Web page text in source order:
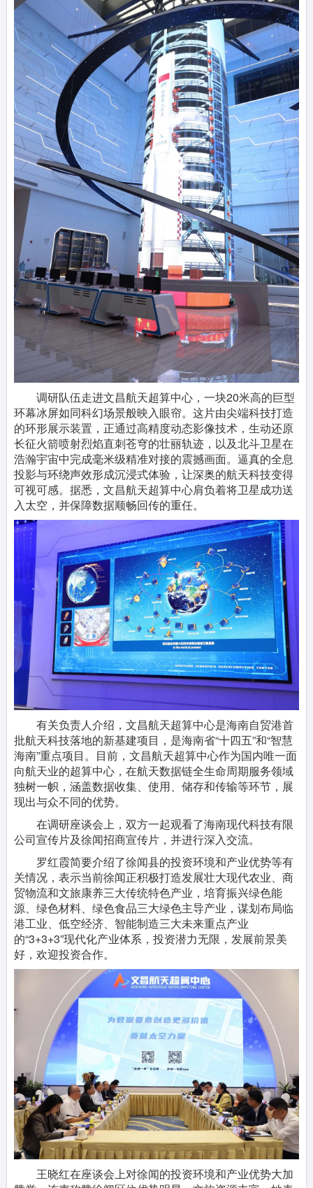
调研队伍走进文昌航天超算中心，一块20米高的巨型
环幕冰屏如同科幻场景般映入眼帘。这片由尖端科技打造
的环形展示装置，正通过高精度动态影像技术，生动还原
长征火箭喷射烈焰直刺苍穹的壮丽轨迹，以及北斗卫星在
浩瀚宇宙中完成毫米级精准对接的震撼画面。逼真的全息
投影与环绕声效形成沉浸式体验，让深奥的航天科技变得
可视可感。据悉，文昌航天超算中心肩负着将卫星成功送
入太空，并保障数据顺畅回传的重任。
有关负责人介绍，文昌航天超算中心是海南自贸港首
批航天科技落地的新基建项目，是海南省“十四五”和“智慧
海南”重点项目。目前，文昌航天超算中心作为国内唯一面
向航天业的超算中心，在航天数据链全生命周期服务领域
独树一帜，涵盖数据收集、使用、储存和传输等环节，展
现出与众不同的优势。
在调研座谈会上，双方一起观看了海南现代科技有限
公司宣传片及徐闻招商宣传片，并进行深入交流。
罗红霞简要介绍了徐闻县的投资环境和产业优势等有
关情况，表示当前徐闻正积极打造发展壮大现代农业、商
贸物流和文旅康养三大传统特色产业，培育振兴绿色能
源、绿色材料、绿色食品三大绿色主导产业，谋划布局临
港工业、低空经济、智能制造三大未来重点产业
的“3+3+3”现代化产业体系，投资潜力无限，发展前景美
好，欢迎投资合作。
王晓红在座谈会上对徐闻的投资环境和产业优势大加